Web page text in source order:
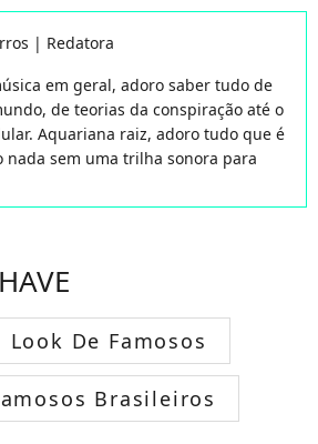
| Redatora
em geral, adoro saber tudo de
de teorias da conspiração até o
Aquariana raiz, adoro tudo que é
nada sem uma trilha sonora para
Look De Famosos
Brasileiros